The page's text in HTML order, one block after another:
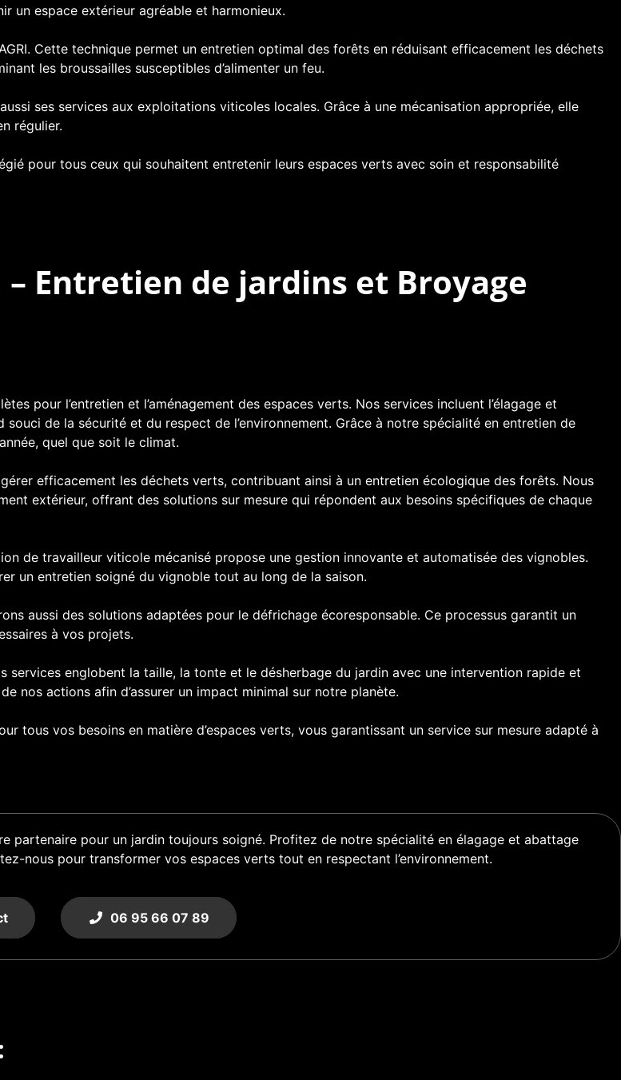
un espace extérieur agréable et harmonieux.
Cette technique permet un entretien optimal des forêts en réduisant efficacement les déchets
les broussailles susceptibles d’alimenter un feu.
ses services aux exploitations viticoles locales. Grâce à une mécanisation appropriée, elle
régulier.
pour tous ceux qui souhaitent entretenir leurs espaces verts avec soin et responsabilité
– Entretien de jardins et Broyage
pour l’entretien et l’aménagement des espaces verts. Nos services incluent l’élagage et
de la sécurité et du respect de l’environnement. Grâce à notre spécialité en entretien de
quel que soit le climat.
efficacement les déchets verts, contribuant ainsi à un entretien écologique des forêts. Nous
extérieur, offrant des solutions sur mesure qui répondent aux besoins spécifiques de chaque
de travailleur viticole mécanisé propose une gestion innovante et automatisée des vignobles.
un entretien soigné du vignoble tout au long de la saison.
aussi des solutions adaptées pour le défrichage écoresponsable. Ce processus garantit un
à vos projets.
services englobent la taille, la tonte et le désherbage du jardin avec une intervention rapide et
nos actions afin d’assurer un impact minimal sur notre planète.
tous vos besoins en matière d’espaces verts, vous garantissant un service sur mesure adapté à
partenaire pour un jardin toujours soigné. Profitez de notre spécialité en élagage et abattage
nous pour transformer vos espaces verts tout en respectant l’environnement.
06 95 66 07 89